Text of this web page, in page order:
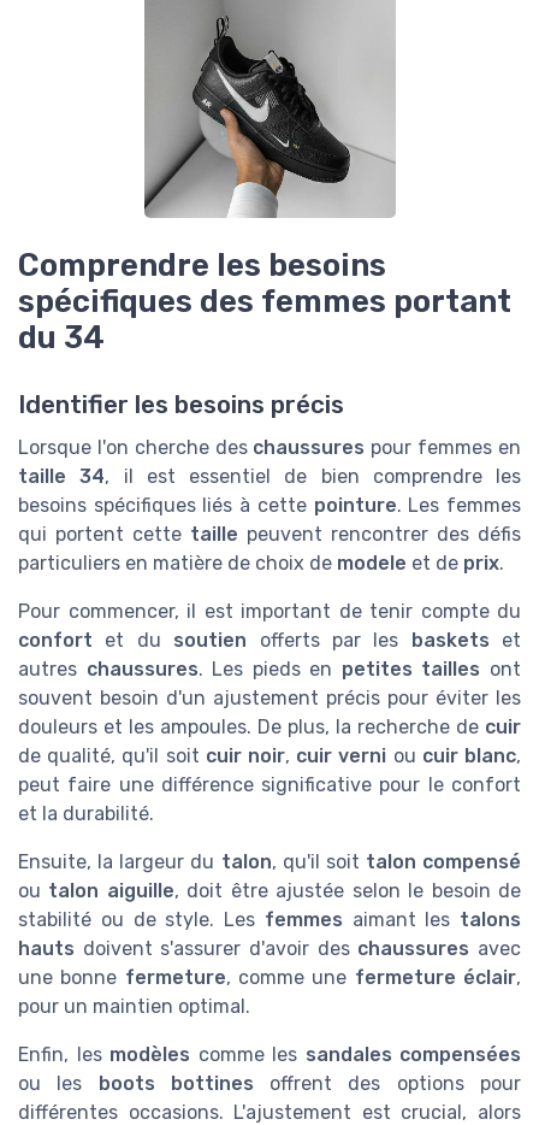
Comprendre les besoins
spécifiques des femmes portant
du 34
Identifier les besoins précis
Lorsque l'on cherche des chaussures pour femmes en
taille 34, il est essentiel de bien comprendre les
besoins spécifiques liés à cette pointure. Les femmes
qui portent cette taille peuvent rencontrer des défis
particuliers en matière de choix de modele et de prix.
Pour commencer, il est important de tenir compte du
confort et du soutien offerts par les baskets et
autres chaussures. Les pieds en petites tailles ont
souvent besoin d'un ajustement précis pour éviter les
douleurs et les ampoules. De plus, la recherche de cuir
de qualité, qu'il soit cuir noir, cuir verni ou cuir blanc,
peut faire une différence significative pour le confort
et la durabilité.
Ensuite, la largeur du talon, qu'il soit talon compensé
ou talon aiguille, doit être ajustée selon le besoin de
stabilité ou de style. Les femmes aimant les talons
hauts doivent s'assurer d'avoir des chaussures avec
une bonne fermeture, comme une fermeture éclair,
pour un maintien optimal.
Enfin, les modèles comme les sandales compensées
ou les boots bottines offrent des options pour
différentes occasions. L'ajustement est crucial, alors